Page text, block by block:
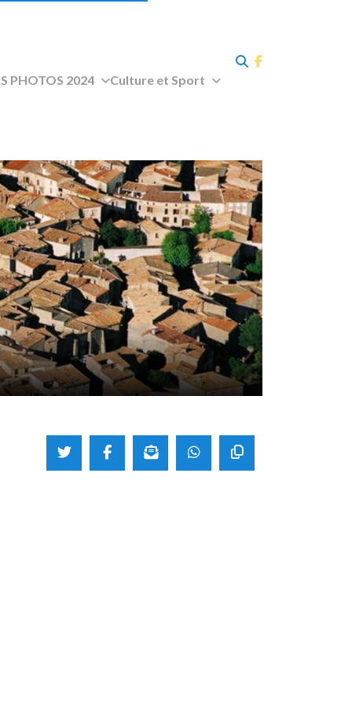
PHOTOS 2024 Culture et Sport